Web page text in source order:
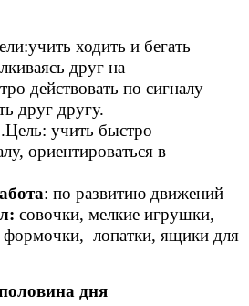
ходить и бегать
друг на
действовать по сигналу
друг другу.
учить быстро
ориентироваться в
: по развитию движений
совочки, мелкие игрушки,
формочки, лопатки, ящики для
дня